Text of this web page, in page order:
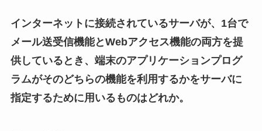
インターネットに接続されているサーバが、1台で
メール送受信機能とWebアクセス機能の両方を提
供しているとき、端末のアプリケーションプログ
ラムがそのどちらの機能を利用するかをサーバに
指定するために用いるものはどれか。